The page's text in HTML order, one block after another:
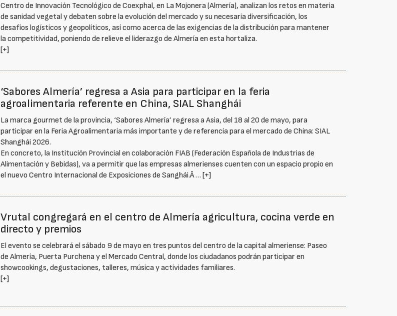
Centro de Innovación Tecnológico de Coexphal, en La Mojonera (Almería), analizan los retos en materia
de sanidad vegetal y debaten sobre la evolución del mercado y su necesaria diversificación, los
desafíos logísticos y geopolíticos, así como acerca de las exigencias de la distribución para mantener
la competitividad, poniendo de relieve el liderazgo de Almería en esta hortaliza.
[+]
‘Sabores Almería’ regresa a Asia para participar en la feria
agroalimentaria referente en China, SIAL Shanghái
La marca gourmet de la provincia, ‘Sabores Almería’ regresa a Asia, del 18 al 20 de mayo, para
participar en la Feria Agroalimentaria más importante y de referencia para el mercado de China: SIAL
Shanghái 2026.
En concreto, la Institución Provincial en colaboración FIAB (Federación Española de Industrias de
Alimentación y Bebidas), va a permitir que las empresas almerienses cuenten con un espacio propio en
el nuevo Centro Internacional de Exposiciones de Sanghái.Â …[+]
Vrutal congregará en el centro de Almería agricultura, cocina verde en
directo y premios
El evento se celebrará el sábado 9 de mayo en tres puntos del centro de la capital almeriense: Paseo
de Almería, Puerta Purchena y el Mercado Central, donde los ciudadanos podrán participar en
showcookings, degustaciones, talleres, música y actividades familiares.
[+]